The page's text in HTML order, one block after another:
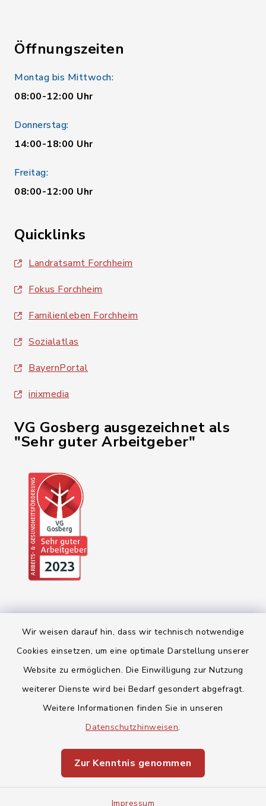
Wir weisen darauf hin, dass wir technisch notwendige
Cookies einsetzen, um eine optimale Darstellung unserer
Website zu ermöglichen. Die Einwilligung zur Nutzung
weiterer Dienste wird bei Bedarf gesondert abgefragt.
Weitere Informationen finden Sie in unseren
Datenschutzhinweisen.
Zur Kenntnis genommen
Impressum
Öffnungszeiten
Montag bis Mittwoch:
08:00-12:00 Uhr
Donnerstag:
14:00-18:00 Uhr
Freitag:
08:00-12:00 Uhr
Quicklinks
Landratsamt Forchheim
Fokus Forchheim
Familienleben Forchheim
Sozialatlas
BayernPortal
inixmedia
VG Gosberg ausgezeichnet als
"Sehr guter Arbeitgeber"
Barrierefreiheit